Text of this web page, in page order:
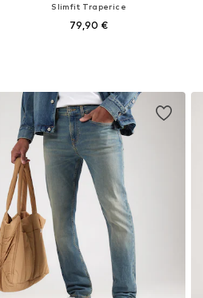
Slimfit Traperice
79,90 €